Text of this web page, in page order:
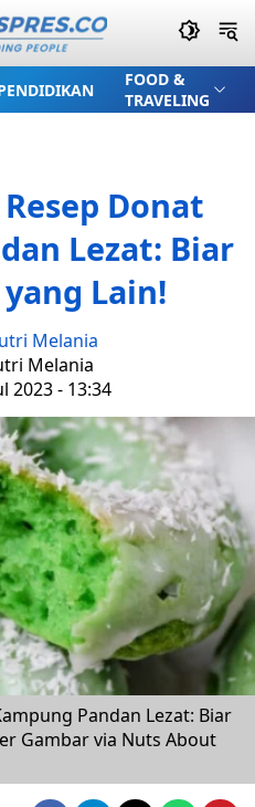
FOOD &
TRAVELING
Donat
Lezat: Biar
Lain!
Melania
Melania
2023 - 13:34
Pandan Lezat: Biar
Gambar via Nuts About